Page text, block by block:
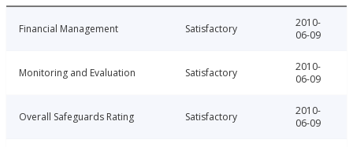
Financial Management Satisfactory
2010-
06-09
Monitoring and Evaluation Satisfactory
2010-
06-09
Overall Safeguards Rating Satisfactory
2010-
06-09